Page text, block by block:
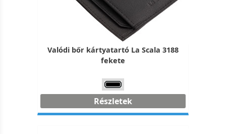
Valódi bőr kártyatartó La Scala 3188
fekete
Részletek